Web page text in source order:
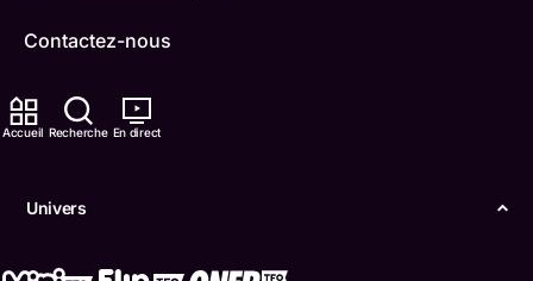
Accueil Recherche En direct
Univers
Contactez-nous
ONFR
Boukili